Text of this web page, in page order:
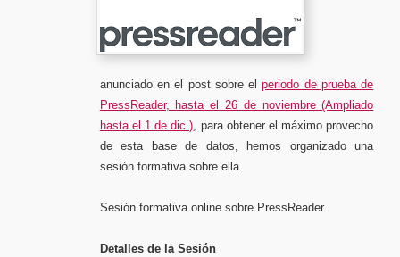
anunciado en el post sobre elperiodo de prueba de
PressReader, hasta el 26 de noviembre (Ampliado
hasta el 1 de dic.), para obtener el máximo provecho
de esta base de datos, hemos organizado una
sesión formativa sobre ella.
Sesión formativa online sobre PressReader
Detalles de la Sesión